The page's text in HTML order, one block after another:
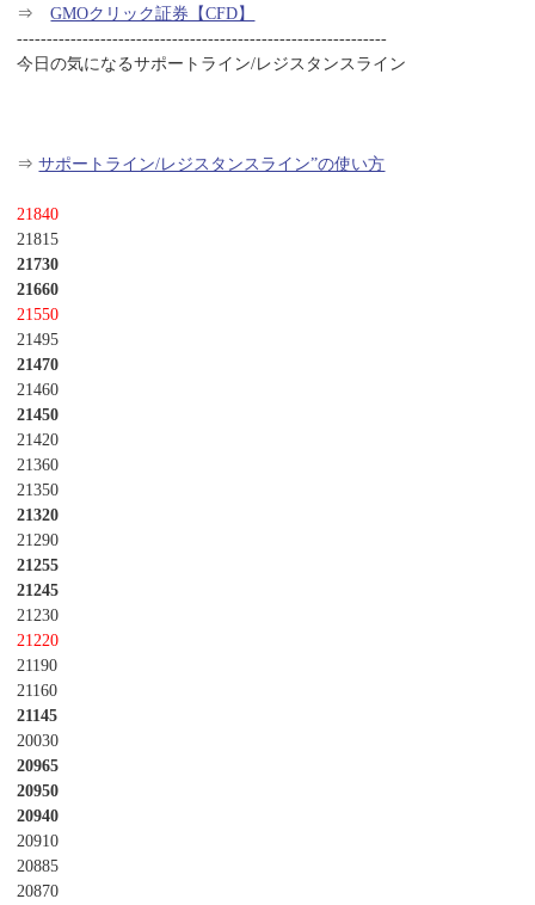
⇒GMOクリック証券【CFD】
--------------------------------------------------------------
今日の気になるサポートライン/レジスタンスライン
⇒サポートライン/レジスタンスライン”の使い方
21840
21815
21730
21660
21550
21495
21470
21460
21450
21420
21360
21350
21320
21290
21255
21245
21230
21220
21190
21160
21145
20030
20965
20950
20940
20910
20885
20870